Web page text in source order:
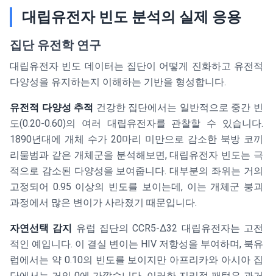
{4N}
대립유전자 빈도 분석의 실제 응용
집단 유전학 연구
대립유전자 빈도 데이터는 집단이 어떻게 진화하고 유전적
다양성을 유지하는지 이해하는 기반을 형성합니다.
유전적 다양성 추적 건강한 집단에서는 일반적으로 중간 빈
도(0.20-0.60)의 여러 대립유전자를 관찰할 수 있습니다.
1890년대에 개체 수가 20마리 미만으로 감소한 북방 코끼
리물범과 같은 개체군을 분석해보면, 대립유전자 빈도는 극
적으로 감소된 다양성을 보여줍니다. 대부분의 좌위는 거의
고정되어 0.95 이상의 빈도를 보이는데, 이는 개체군 붕괴
과정에서 많은 변이가 사라졌기 때문입니다.
자연선택 감지 유럽 집단의 CCR5-Δ32 대립유전자는 고전
적인 예입니다. 이 결실 변이는 HIV 저항성을 부여하며, 북유
럽에서는 약 0.10의 빈도를 보이지만 아프리카와 아시아 집